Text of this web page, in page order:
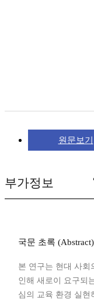
원문보기
부가정보
국문 초록 (Abstract)
본 연구는 현대 사회
인해 새로이 요구되
심의 교육 환경 실현